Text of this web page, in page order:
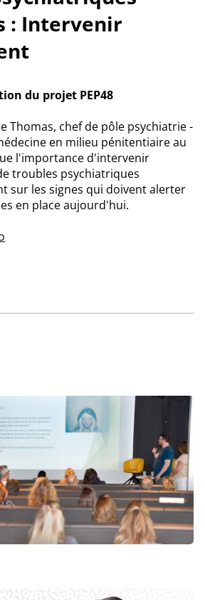
: Intervenir
du projet PEP48
Thomas, chef de pôle psychiatrie -
en milieu pénitentiaire au
l'importance d'intervenir
troubles psychiatriques
sur les signes qui doivent alerter
en place aujourd'hui.